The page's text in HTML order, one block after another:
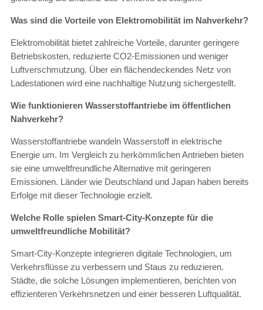
Was sind die Vorteile von Elektromobilität im Nahverkehr?
Elektromobilität bietet zahlreiche Vorteile, darunter geringere
Betriebskosten, reduzierte CO2-Emissionen und weniger
Luftverschmutzung. Über ein flächendeckendes Netz von
Ladestationen wird eine nachhaltige Nutzung sichergestellt.
Wie funktionieren Wasserstoffantriebe im öffentlichen
Nahverkehr?
Wasserstoffantriebe wandeln Wasserstoff in elektrische
Energie um. Im Vergleich zu herkömmlichen Antrieben bieten
sie eine umweltfreundliche Alternative mit geringeren
Emissionen. Länder wie Deutschland und Japan haben bereits
Erfolge mit dieser Technologie erzielt.
Welche Rolle spielen Smart-City-Konzepte für die
umweltfreundliche Mobilität?
Smart-City-Konzepte integrieren digitale Technologien, um
Verkehrsflüsse zu verbessern und Staus zu reduzieren.
Städte, die solche Lösungen implementieren, berichten von
effizienteren Verkehrsnetzen und einer besseren Luftqualität.